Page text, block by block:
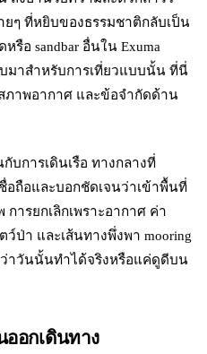
ๆ ที่หยิบของธรรมชาติกลับเป็น
รือ sandbar อื่นใน Exuma
มาสำหรับการเที่ยวแบบนั้น ที่นี่
ภาพอากาศ และข้อจำกัดด้าน
บการเดินเรือ ทางกลางที่
อถือและบอกชัดเจนว่าเข้าพื้นที่
การยกเลิกเพราะอากาศ ค่า
ป่า และเส้นทางพึ่งพา mooring
าวันนั้นทำได้จริงหรือแค่ดูดีบน
ออกเดินทาง